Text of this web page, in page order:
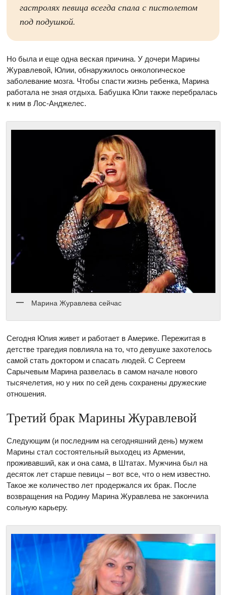
гастролях певица всегда спала с пистолетом
под подушкой.
Но была и еще одна веская причина. У дочери Марины
Журавлевой, Юлии, обнаружилось онкологическое
заболевание мозга. Чтобы спасти жизнь ребенка, Марина
работала не зная отдыха. Бабушка Юли также перебралась
к ним в Лос-Анджелес.
Марина Журавлева сейчас
Сегодня Юлия живет и работает в Америке. Пережитая в
детстве трагедия повлияла на то, что девушке захотелось
самой стать доктором и спасать людей. С Сергеем
Сарычевым Марина развелась в самом начале нового
тысячелетия, но у них по сей день сохранены дружеские
отношения.
Третий брак Марины Журавлевой
Следующим (и последним на сегодняшний день) мужем
Марины стал состоятельный выходец из Армении,
проживавший, как и она сама, в Штатах. Мужчина был на
десяток лет старше певицы – вот все, что о нем известно.
Такое же количество лет продержался их брак. После
возвращения на Родину Марина Журавлева не закончила
сольную карьеру.